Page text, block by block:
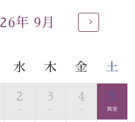
ご夕食時間
〜）
（ご夕食時間
17:30〜）
ご夕食時間 17:30〜）
（ご夕食時間 18:00〜）
にちによって異なりますので、
年 9月
水 木 金 土
2
—
3
—
4
—
5
満室